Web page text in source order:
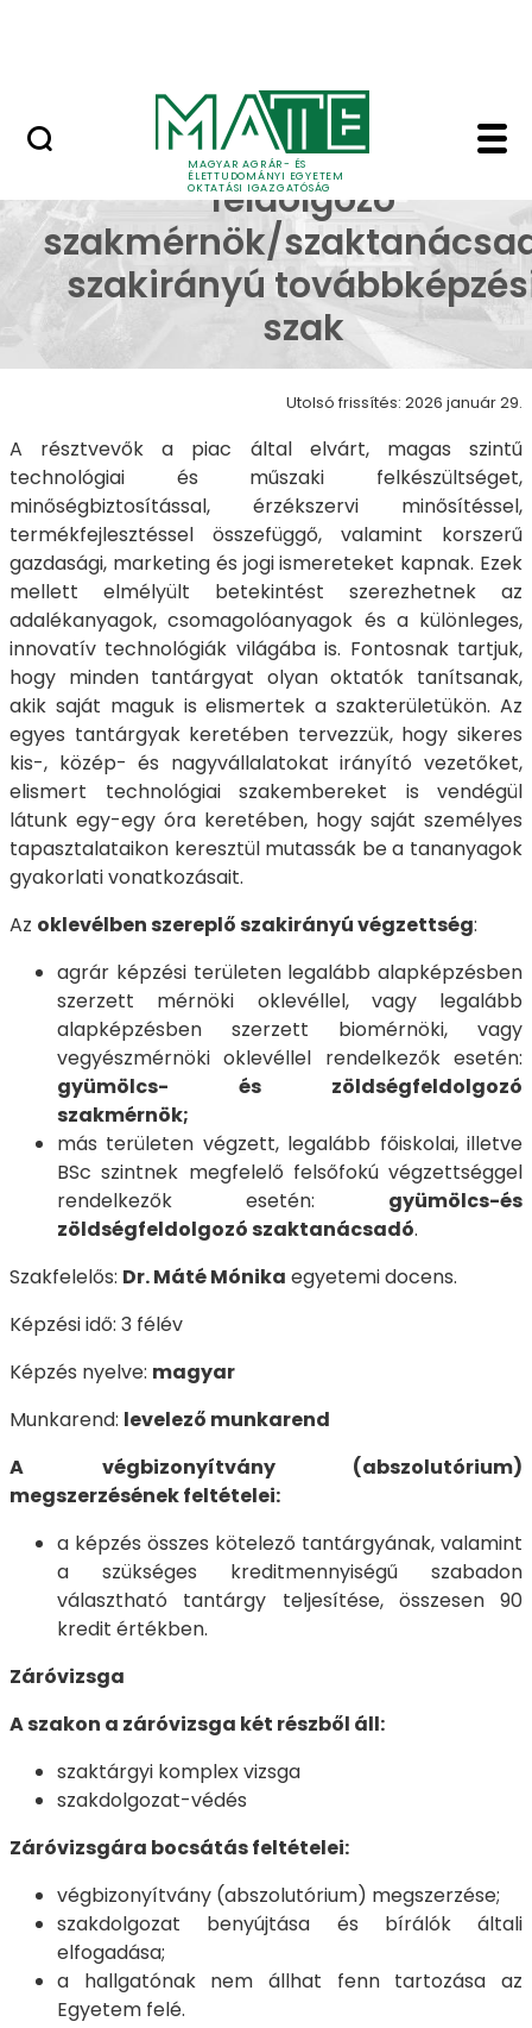
MAGYAR AGRÁR- ÉS
ÉLETTUDOMÁNYI EGYETEM
OKTATÁSI IGAZGATÓSÁG
Gyümölcs-zöldség
Gyümölcs-zöldség
feldolgozó
szakmérnök/
szakirányú
szak
Utolsó frissítés: 2026 január 29.
A résztvevők a piac által elvárt, magas szintű
technológiai és műszaki felkészültséget,
minőségbiztosítással, érzékszervi minősítéssel,
termékfejlesztéssel összefüggő, valamint korszerű
gazdasági, marketing és jogi ismereteket kapnak. Ezek
mellett elmélyült betekintést szerezhetnek az
adalékanyagok, csomagolóanyagok és a különleges,
innovatív technológiák világába is. Fontosnak tartjuk,
hogy minden tantárgyat olyan oktatók tanítsanak,
akik saját maguk is elismertek a szakterületükön. Az
egyes tantárgyak keretében tervezzük, hogy sikeres
kis-, közép- és nagyvállalatokat irányító vezetőket,
elismert technológiai szakembereket is vendégül
látunk egy-egy óra keretében, hogy saját személyes
tapasztalataikon keresztül mutassák be a tananyagok
gyakorlati vonatkozásait.
Az oklevélben szereplő szakirányú végzettség:
agrár képzési területen legalább alapképzésben
szerzett mérnöki oklevéllel, vagy legalább
alapképzésben szerzett biomérnöki, vagy
vegyészmérnöki oklevéllel rendelkezők esetén:
gyümölcs- és zöldségfeldolgozó
szakmérnök;
más területen végzett, legalább főiskolai, illetve
BSc szintnek megfelelő felsőfokú végzettséggel
rendelkezők esetén: gyümölcs-és
zöldségfeldolgozó szaktanácsadó.
Szakfelelős: Dr. Máté Mónika egyetemi docens.
Képzési idő: 3 félév
Képzés nyelve: magyar
Munkarend: levelező munkarend
A végbizonyítvány (abszolutórium)
megszerzésének feltételei:
a képzés összes kötelező tantárgyának, valamint
a szükséges kreditmennyiségű szabadon
választható tantárgy teljesítése, összesen 90
kredit értékben.
Záróvizsga
A szakon a záróvizsga két részből áll:
szaktárgyi komplex vizsga
szakdolgozat-védés
Záróvizsgára bocsátás feltételei:
végbizonyítvány (abszolutórium) megszerzése;
szakdolgozat benyújtása és bírálók általi
elfogadása;
a hallgatónak nem állhat fenn tartozása az
Egyetem felé.